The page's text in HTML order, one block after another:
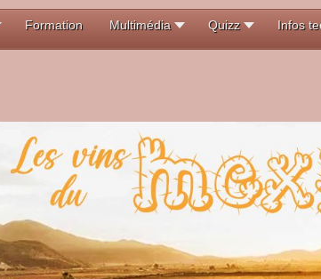
Formation Multimédia Quizz Infos